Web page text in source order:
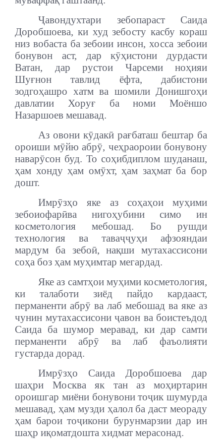
Ҷавондухтари зебопараст Саида
Доробшоева, ки худ зебосту касбу кораш
низ вобаста ба зебоии инсон, хосса зебоии
бонувон аст, дар кӯҳистони дурдасти
Ватан, дар рустои Чарсеми ноҳияи
Шуғнон тавлид ёфта, дабистони
зодгоҳашро хатм ва шомили Донишгоҳи
давлатии Хоруғ ба номи Моёншо
Назаршоев мешавад.
Аз овони кӯдакӣ рағбаташ бештар ба
ороиши мӯйю абрӯ, чеҳраороии бонувону
наварӯсон буд. То соҳибдиплом шуданаш,
ҳам хонду ҳам омӯхт, ҳам заҳмат ба бор
дошт.
Имрӯзҳо яке аз соҳаҳои муҳими
зебоиофарӣва нигоҳубини симо ин
косметология мебошад. Бо рушди
технология ва таваҷҷуҳи афзояндаи
мардум ба зебоӣ, нақши мутахассисони
соҳа боз ҳам муҳимтар мегардад.
Яке аз самтҳои муҳими косметология,
ки талаботи зиёд пайдо кардааст,
перманенти абрӯ ва лаб мебошад ва яке аз
чунин мутахассисони ҷавон ва боистеъдод
Саида ба шумор меравад, ки дар самти
перманенти абрӯ ва лаб фаъолияти
густарда дорад.
Имрӯзҳо Саида Доробшоева дар
шаҳри Москва як тан аз моҳиртарин
ороишгар миёни бонувони тоҷик шумурда
мешавад, ҳам музди ҳалол ба даст меораду
ҳам барои тоҷикони бурунмарзии дар ин
шаҳр иқоматдошта хидмат мерасонад.